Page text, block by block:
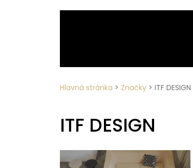
Hlavná stránka > Značky > ITF DESIGN
ITF DESIGN